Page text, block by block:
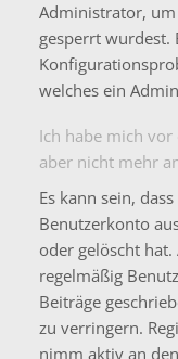
Administrator,
gesperrt wurdest.
welches ein
Ich habe mich
aber nicht mehr
Es kann sein,
Benutzerkonto
oder gelöscht
regelmäßig
Beiträge
zu verringern.
nimm aktiv an